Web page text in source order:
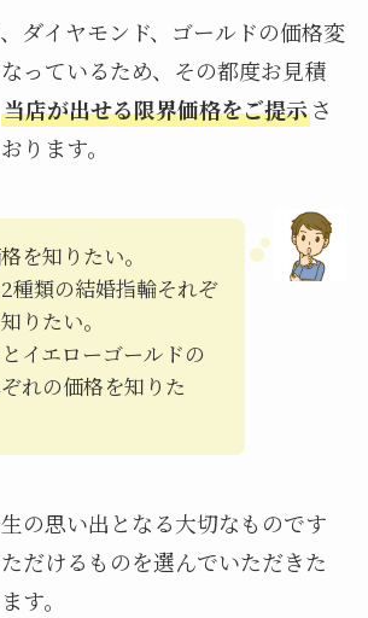
ダイヤモンド、ゴールドの価格変
っているため、その都度お見積
当店が出せる限界価格をご提示さ
ります。
を知りたい。
種類の結婚指輪それぞ
りたい。
イエローゴールドの
れの価格を知りた
の思い出となる大切なものです
だけるものを選んでいただきた
す。